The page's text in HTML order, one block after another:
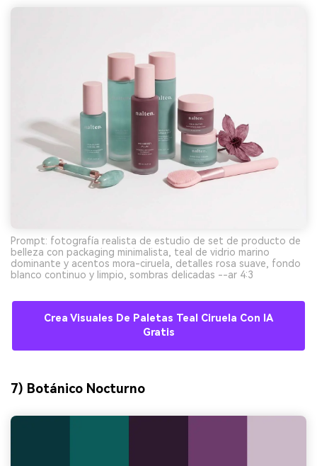
Prompt: fotografía realista de estudio de set de producto de
belleza con packaging minimalista, teal de vidrio marino
dominante y acentos mora-ciruela, detalles rosa suave, fondo
blanco continuo y limpio, sombras delicadas --ar 4:3
Crea Visuales De Paletas Teal Ciruela Con IA
Gratis
7) Botánico Nocturno